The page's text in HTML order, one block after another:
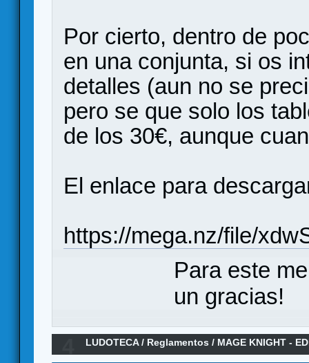
Por cierto, dentro de
en una conjunta, si os
detalles (aun no se
pero se que solo los
de los 30€, aunque
El enlace para
https://mega.nz/file/
Para este
un gracias!
LUDOTECA/ Reglamentos / MAGE KNIGHT -